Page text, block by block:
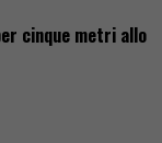
cinque metri allo